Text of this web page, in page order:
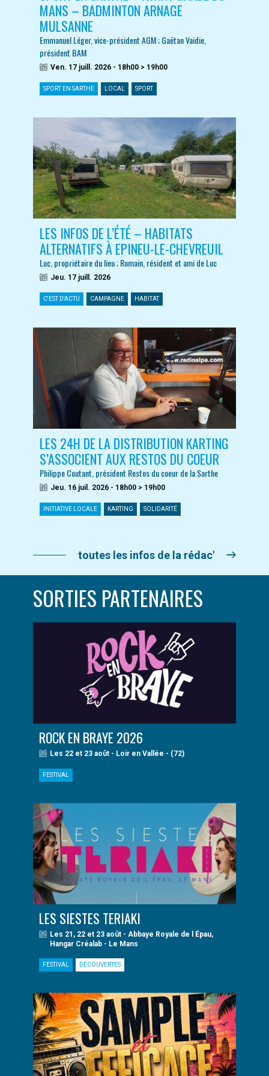
MANS – BADMINTON ARNAGE
MULSANNE
Emmanuel Léger, vice-président AGM ; Gaëtan Vaidie,
président BAM
Ven. 17 juill. 2026 - 18h00 > 19h00
SPORT EN SARTHE LOCAL SPORT
LES INFOS DE L’ÉTÉ – HABITATS
ALTERNATIFS À EPINEU-LE-CHEVREUIL
Luc, propriétaire du lieu ; Romain, résident et ami de Luc
Jeu. 17 juill. 2026
C'EST D'ACTU CAMPAGNE HABITAT
LES 24H DE LA DISTRIBUTION KARTING
S’ASSOCIENT AUX RESTOS DU COEUR
Philippe Coutant, président Restos du coeur de la Sarthe
Jeu. 16 juil. 2026 - 18h00 > 19h00
INITIATIVE LOCALE KARTING SOLIDARITÉ
toutes les infos de la rédac'
SORTIES PARTENAIRES
ROCK EN BRAYE 2026
Les 22 et 23 août - Loir en Vallée - (72)
FESTIVAL
LES SIESTES TERIAKI
Les 21, 22 et 23 août - Abbaye Royale de l Épau,
Hangar Créalab - Le Mans
FESTIVAL DÉCOUVERTES